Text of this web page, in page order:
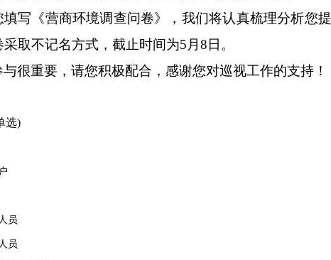
填写《营商环境调查问卷》，我们将认真梳理分析您
取不记名方式，截止时间为5月8日。
很重要，请您积极配合，感谢您对巡视工作的支持！
选)
员
员